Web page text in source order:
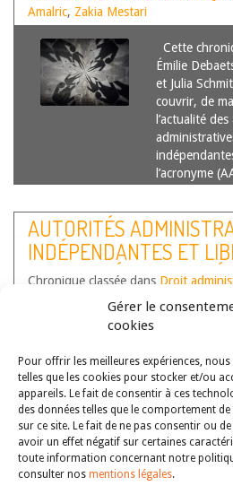
Gérer le
cookies
Pour offrir les meilleures expériences,
telles que les cookies pour stocker et/ou
appareils. Le fait de consentir à ces
des données telles que le comportement
sur ce site. Le fait de ne pas consentir ou
avoir un effet négatif sur certaines
toute information concernant notre
consulter nos mentions légales.
Amalric, Zakia Mestari
Cette
Émilie
et Julia
couvrir, de
l’actualité
l’acronyme
la suite
AUTORITÉS
INDÉPENDANTES ET
ACTUALITÉS DE
Chronique classée dans Droit
Capucine Colin
Cette
couvrir, de
l’actualité
telles qu’elle
2017-55 du
statut général